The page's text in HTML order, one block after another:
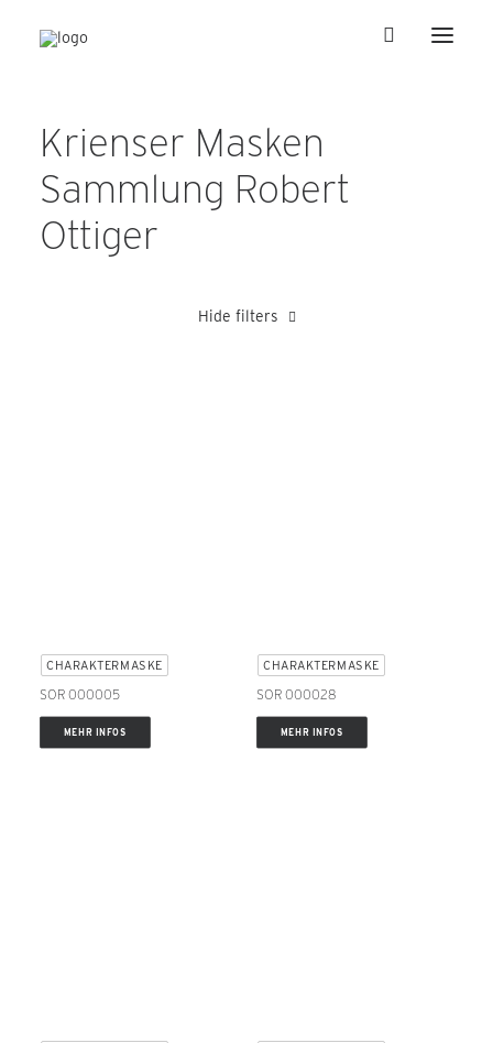
Krienser Masken
Sammlung Robert
Ottiger
Hide filters
CHARAKTERMASKE
SOR 000005
MEHR INFOS
CHARAKTERMASKE
SOR 000028
MEHR INFOS